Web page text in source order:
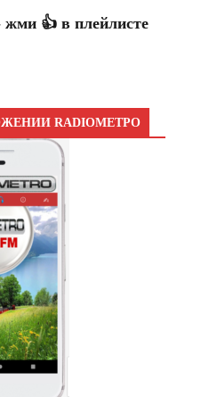
жми 👍 в плейлисте
RADIOМЕТРО